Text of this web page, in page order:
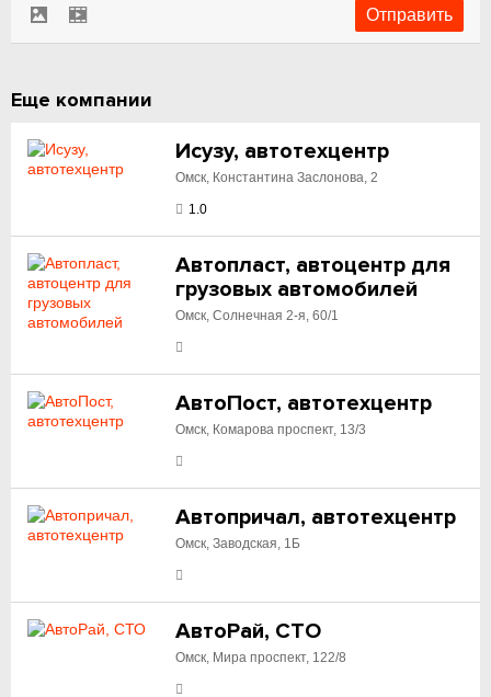
Еще компании
Исузу, автотехцентр
Омск, Константина Заслонова, 2
1.0
Автопласт, автоцентр для
грузовых автомобилей
Омск, Солнечная 2-я, 60/1
АвтоПост, автотехцентр
Омск, Комарова проспект, 13/3
Автопричал, автотехцентр
Омск, Заводская, 1Б
АвтоРай, СТО
Омск, Мира проспект, 122/8